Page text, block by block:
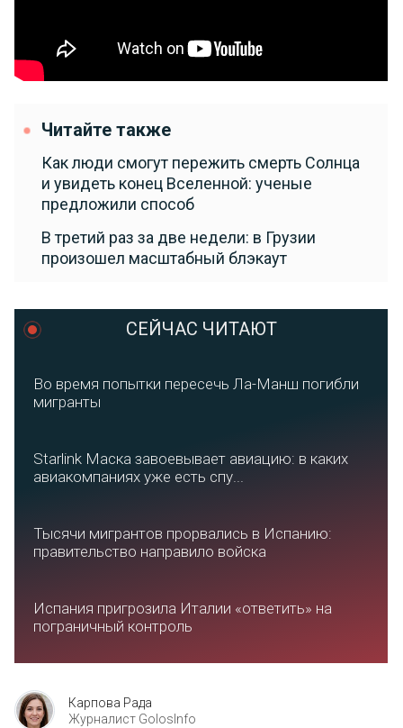
Читайте также
Как люди смогут пережить смерть Солнца
и увидеть конец Вселенной: ученые
предложили способ
В третий раз за две недели: в Грузии
произошел масштабный блэкаут
СЕЙЧАС ЧИТАЮТ
Во время попытки пересечь Ла-Манш погибли
мигранты
Starlink Маска завоевывает авиацию: в каких
авиакомпаниях уже есть спу...
Тысячи мигрантов прорвались в Испанию:
правительство направило войска
Испания пригрозила Италии «ответить» на
пограничный контроль
Карпова Рада
Журналист GolosInfo